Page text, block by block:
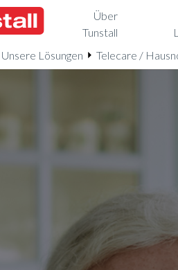
Unsere Lösungen Telecare /
Über
Tunstall